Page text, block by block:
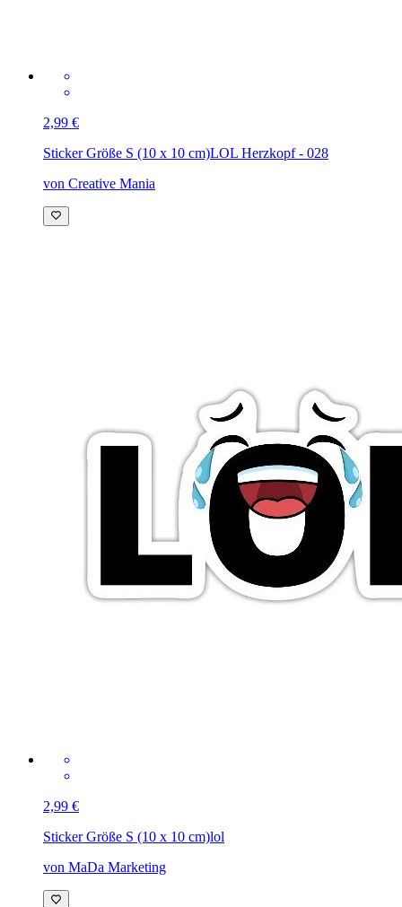
2,99 €
Sticker Größe S (10 x 10 cm)LOL Herzkopf - 028
von Creative Mania
2,99 €
Sticker Größe S (10 x 10 cm)lol
von MaDa Marketing